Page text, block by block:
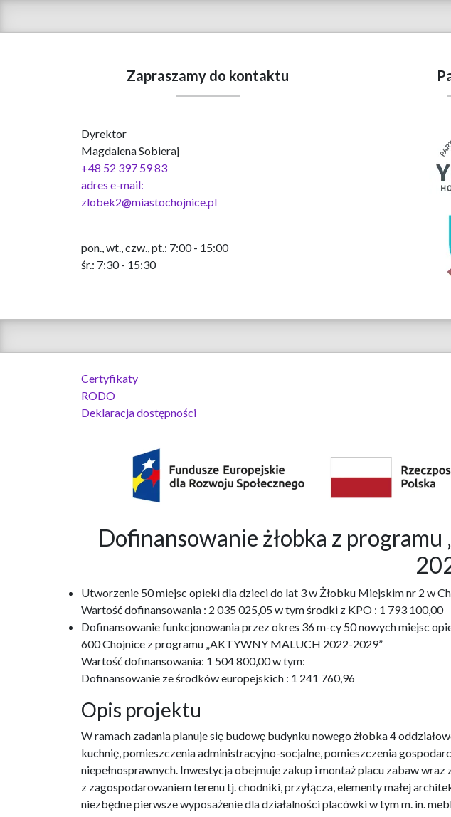
Zapraszamy do kontaktu
Dyrektor
Magdalena Sobieraj
+48 52 397 59 83
adres e-mail:
zlobek2@miastochojnice.pl
pon., wt., czw., pt.: 7:00 - 15:00
śr.: 7:30 - 15:30
Certyfikaty
RODO
Deklaracja dostępności
Dofinansowanie żłobka z
Utworzenie 50 miejsc opieki dla dzieci do lat 3 w Żłobku Miejskim nr 2 w
Wartość dofinansowania : 2 035 025,05 w tym środki z KPO : 1 793 100,00
Dofinansowanie funkcjonowania przez okres 36 m-cy 50 nowych miejsc
600 Chojnice z programu „AKTYWNY MALUCH 2022-2029”
Wartość dofinansowania: 1 504 800,00 w tym:
Dofinansowanie ze środków europejskich : 1 241 760,96
Opis projektu
W ramach zadania planuje się budowę budynku nowego żłobka 4
kuchnię, pomieszczenia administracyjno-socjalne, pomieszczenia
niepełnosprawnych. Inwestycja obejmuje zakup i montaż placu zabaw
z zagospodarowaniem terenu tj. chodniki, przyłącza, elementy małej
niezbędne pierwsze wyposażenie dla działalności placówki w tym m. in.